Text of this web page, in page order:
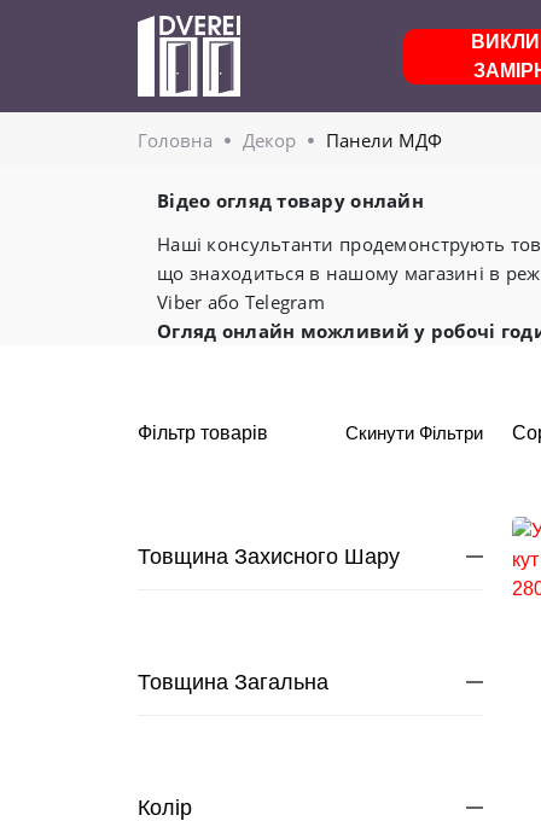
Головнa Декор Панели МДФ
Відео огляд товару онлайн
Наші консультанти продемонструють
що знаходиться в нашому магазині в
Viber або Telegram
Огляд онлайн можливий у робочі
Фільтр товарів Скинути Фільтри
Товщина Захисного Шару
Товщина Загальна
Колір